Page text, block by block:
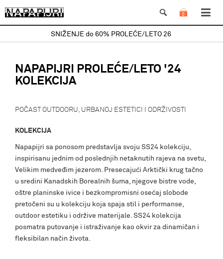
0
SNIŽENJE do 60% PROLEĆE/LETO 26
NAPAPIJRI PROLEĆE/LETO '24
KOLEKCIJA
POČAST OUTDOORU, URBANOJ ESTETICI I ODRŽIVOSTI
KOLEKCIJA
Napapijri sa ponosom predstavlja svoju SS24 kolekciju,
inspirisanu jednim od poslednjih netaknutih rajeva na svetu,
Velikim medveđim jezerom. Presecajući Arktički krug tačno
u sredini Kanadskih Borealnih šuma, njegove bistre vode,
oštre planinske ivice i bezkompromisni osećaj slobode
pretočeni su u kolekciju koja spaja stil i performanse,
outdoor estetiku i održive materijale. SS24 kolekcija
posmatra putovanje i istraživanje kao okvir za dinamičan i
fleksibilan način života.